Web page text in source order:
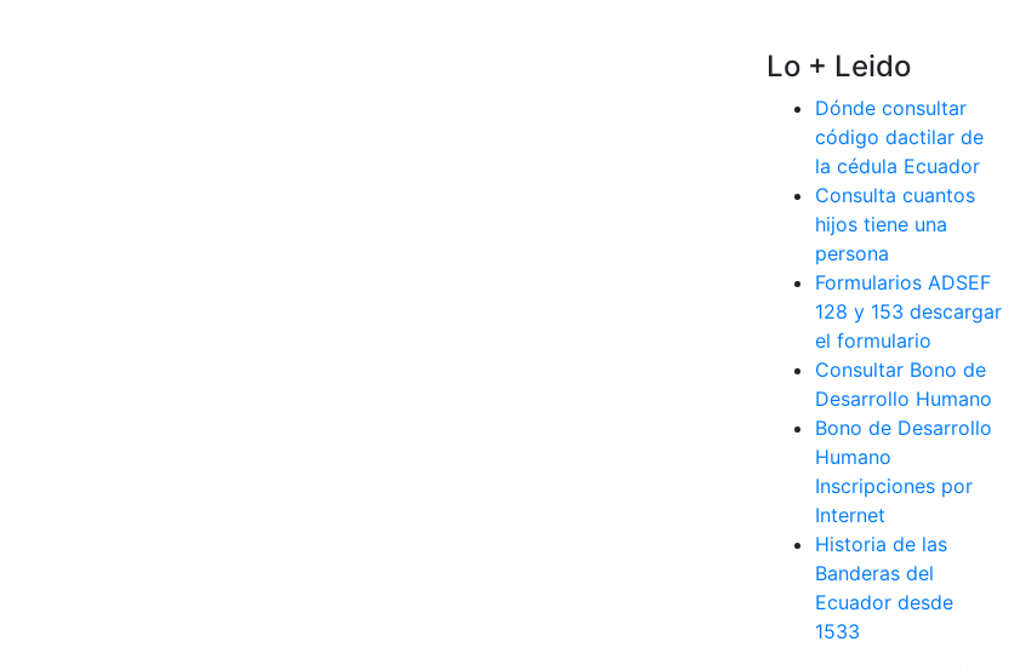
Lo + Leido
Dónde consultar
código dactilar de
la cédula Ecuador
Consulta cuantos
hijos tiene una
persona
Formularios ADSEF
128 y 153 descargar
el formulario
Consultar Bono de
Desarrollo Humano
Bono de Desarrollo
Humano
Inscripciones por
Internet
Historia de las
Banderas del
Ecuador desde
1533